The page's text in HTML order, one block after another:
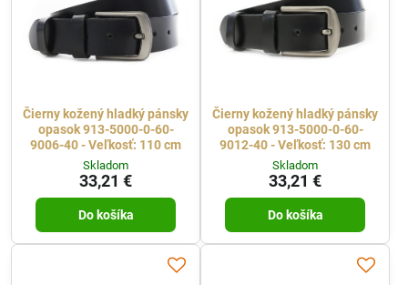
Čierny kožený hladký pánsky
opasok 913-5000-0-60-
9006-40 - Veľkosť: 110 cm
Skladom
33,21 €
Do košíka
Čierny kožený hladký pánsky
opasok 913-5000-0-60-
9012-40 - Veľkosť: 130 cm
Skladom
33,21 €
Do košíka